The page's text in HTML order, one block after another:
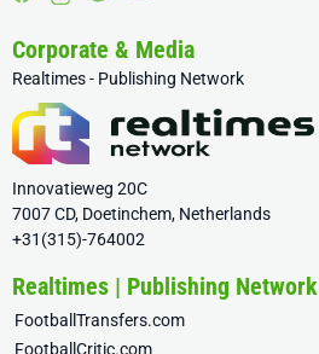
Corporate & Media
Realtimes - Publishing Network
Innovatieweg 20C
7007 CD, Doetinchem, Netherlands
+31(315)-764002
Realtimes | Publishing Network
FootballTransfers.com
FootballCritic.com